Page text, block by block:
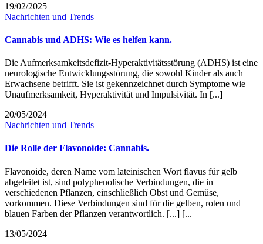
19/02/2025
Nachrichten und Trends
Cannabis und ADHS: Wie es helfen kann.
Die Aufmerksamkeitsdefizit-Hyperaktivitätsstörung (ADHS) ist eine
neurologische Entwicklungsstörung, die sowohl Kinder als auch
Erwachsene betrifft. Sie ist gekennzeichnet durch Symptome wie
Unaufmerksamkeit, Hyperaktivität und Impulsivität. In [...]
20/05/2024
Nachrichten und Trends
Die Rolle der Flavonoide: Cannabis.
Flavonoide, deren Name vom lateinischen Wort flavus für gelb
abgeleitet ist, sind polyphenolische Verbindungen, die in
verschiedenen Pflanzen, einschließlich Obst und Gemüse,
vorkommen. Diese Verbindungen sind für die gelben, roten und
blauen Farben der Pflanzen verantwortlich. [...] [...
13/05/2024